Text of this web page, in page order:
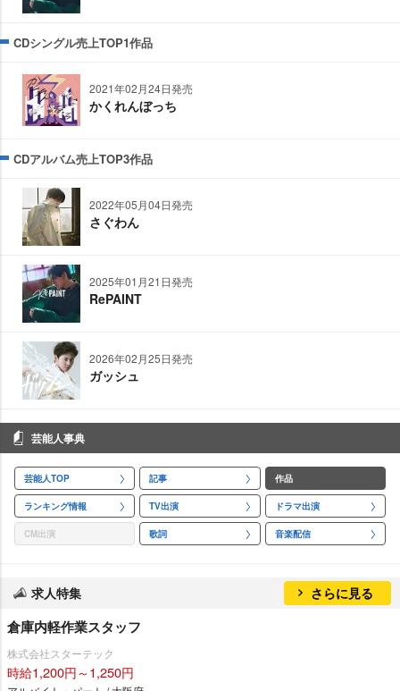
CDシングル売上TOP1作品
2021年02月24日発売
かくれんぼっち
CDアルバム売上TOP3作品
2022年05月04日発売
さぐわん
2025年01月21日発売
RePAINT
2026年02月25日発売
ガッシュ
芸能人事典
芸能人TOP 記事 作品
ランキング情報 TV出演 ドラマ出演
CM出演 歌詞 音楽配信
求人特集 さらに見る
倉庫内軽作業スタッフ
株式会社スターテック
時給1,200円～1,250円